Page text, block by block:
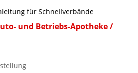
für Schnellverbände
und Betriebs-Apotheke /